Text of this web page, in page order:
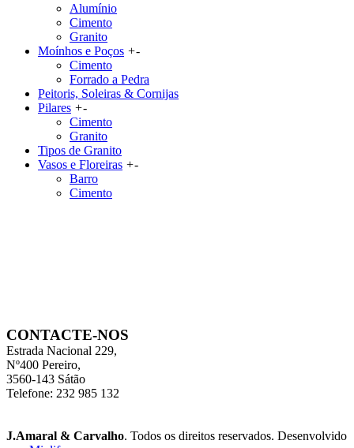
Alumínio
Cimento
Granito
Moínhos e Poços +-
Cimento
Forrado a Pedra
Peitoris, Soleiras & Cornijas
Pilares +-
Cimento
Granito
Tipos de Granito
Vasos e Floreiras +-
Barro
Cimento
CONTACTE-NOS
Estrada Nacional 229,
Nº400 Pereiro,
3560-143 Sátão
Telefone: 232 985 132
J.Amaral & Carvalho. Todos os direitos reservados. Desenvolvido